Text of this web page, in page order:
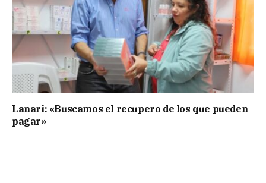
Lanari: «Buscamos el recupero de los que pueden
pagar»